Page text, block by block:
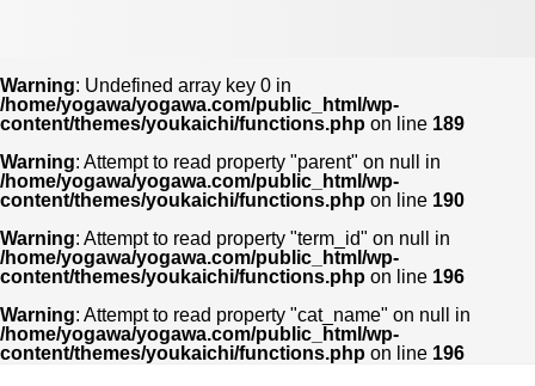
Warning: Undefined array key 0 in
/home/yogawa/yogawa.com/public_html/wp-
content/themes/youkaichi/functions.php on line 189
Warning: Attempt to read property "parent" on null in
/home/yogawa/yogawa.com/public_html/wp-
content/themes/youkaichi/functions.php on line 190
Warning: Attempt to read property "term_id" on null in
/home/yogawa/yogawa.com/public_html/wp-
content/themes/youkaichi/functions.php on line 196
Warning: Attempt to read property "cat_name" on null in
/home/yogawa/yogawa.com/public_html/wp-
content/themes/youkaichi/functions.php on line 196